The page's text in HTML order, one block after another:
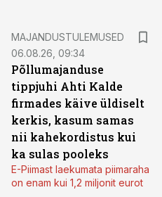
MAJANDUSTULEMUSED
06.08.26, 09:34
Põllumajanduse
tippjuhi Ahti Kalde
firmades käive üldiselt
kerkis, kasum samas
nii kahekordistus kui
ka sulas pooleks
E-Piimast laekumata piimaraha
on enam kui 1,2 miljonit eurot